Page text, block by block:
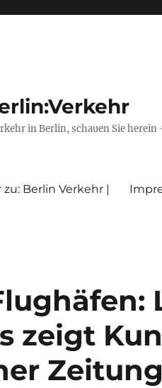
in Berlin, schauen Sie herein
Berlin Verkehr |
zeigt
Zeitung